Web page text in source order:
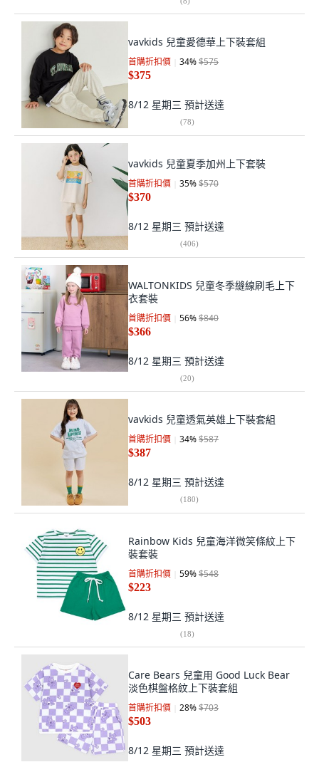
vavkids 兒童愛德華上下裝套組
首購折扣價 34%$575
$375
8/12 星期三 預計送達
(78)
vavkids 兒童夏季加州上下套裝
首購折扣價 35%$570
$370
8/12 星期三 預計送達
(406)
WALTONKIDS 兒童冬季縫線刷毛上下
衣套裝
首購折扣價 56%$840
$366
8/12 星期三 預計送達
(20)
vavkids 兒童透氣英雄上下裝套組
首購折扣價 34%$587
$387
8/12 星期三 預計送達
(180)
Rainbow Kids 兒童海洋微笑條紋上下
裝套裝
首購折扣價 59%$548
$223
8/12 星期三 預計送達
(18)
Care Bears 兒童用 Good Luck Bear
淡色棋盤格紋上下裝套組
首購折扣價 28%$703
$503
8/12 星期三 預計送達